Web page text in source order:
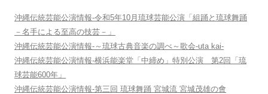
沖縄伝統芸能公演情報-令和5年10月琉球芸能公演「組踊と琉球舞踊
－名手による至高の技芸－」
沖縄伝統芸能公演情報-～琉球古典音楽の調べ～歌会-uta kai-
沖縄伝統芸能公演情報-横浜能楽堂「中締め」特別公演 第2回「琉
球芸能600年」
沖縄伝統芸能公演情報-第三回 琉球舞踊 宮城流 宮城茂雄の會